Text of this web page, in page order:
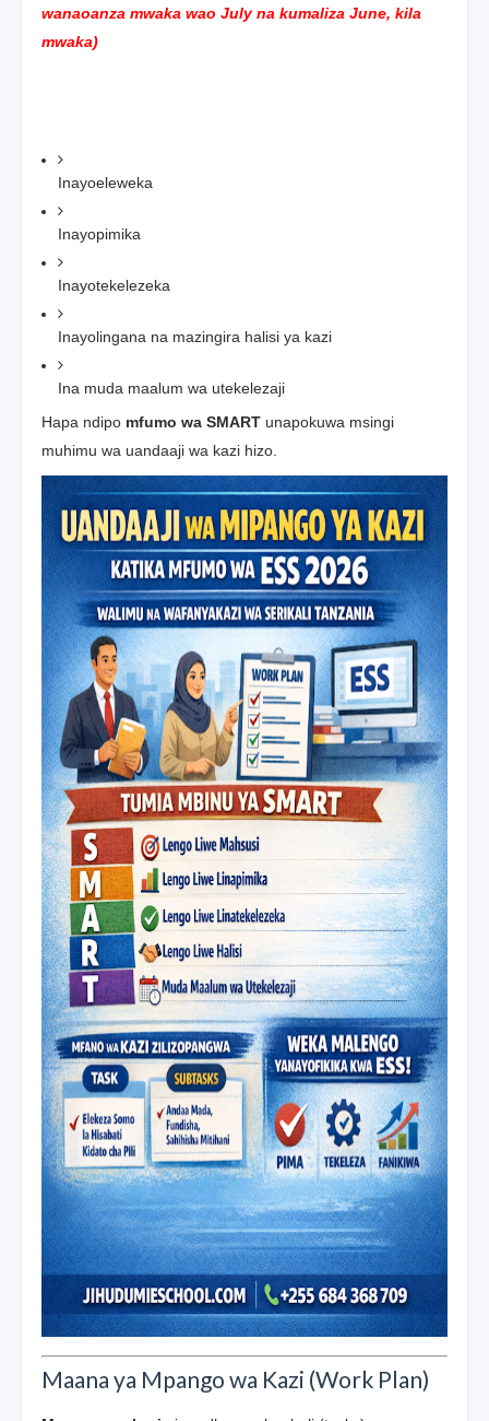
wanaoanza mwaka wao July na kumaliza June, kila
mwaka)
Inayoeleweka
Inayopimika
Inayotekelezeka
Inayolingana na mazingira halisi ya kazi
Ina muda maalum wa utekelezaji
Hapa ndipo mfumo wa SMART unapokuwa msingi
muhimu wa uandaaji wa kazi hizo.
Maana ya Mpango wa Kazi (Work Plan)